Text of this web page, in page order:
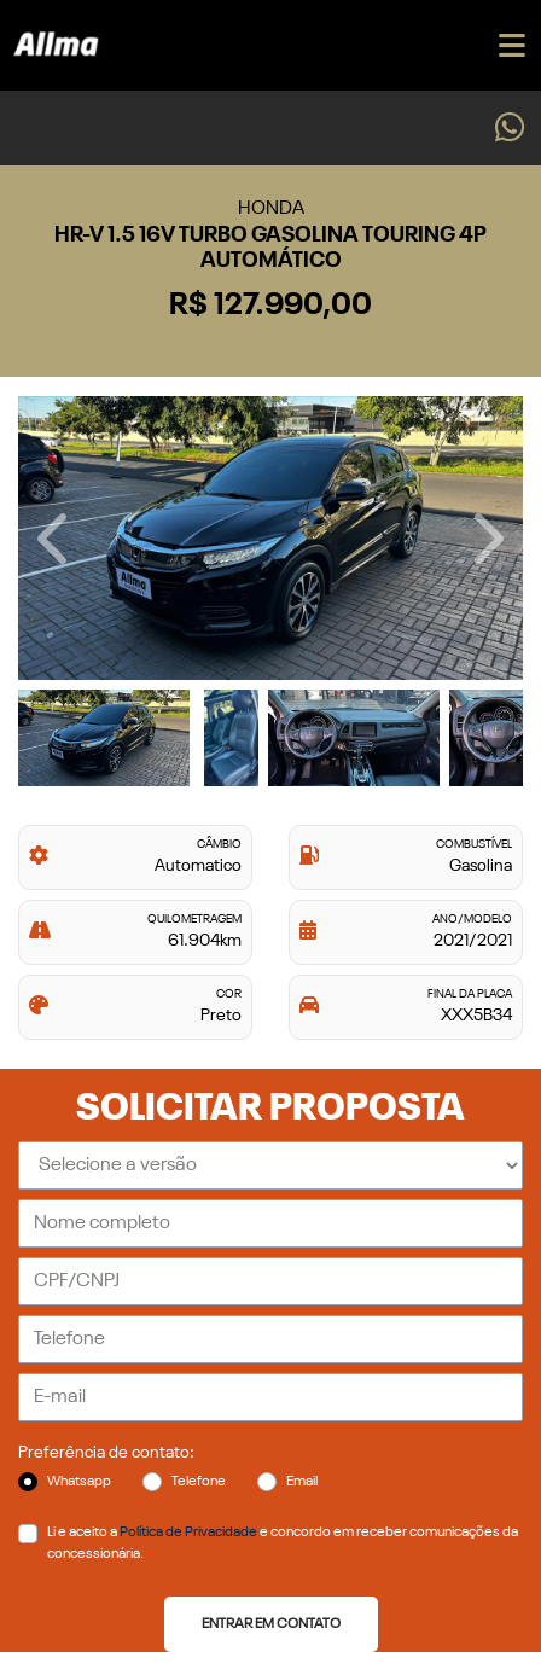
HONDA
HR-V 1.5 16V TURBO GASOLINA TOURING 4P
AUTOMÁTICO
R$ 127.990,00
Previous Next
CÂMBIO
Automatico
COMBUSTÍVEL
Gasolina
QUILOMETRAGEM
61.904km
ANO/MODELO
2021/2021
COR
Preto
FINAL DA PLACA
XXX5B34
SOLICITAR PROPOSTA
Preferência de contato:
Whatsapp Telefone Email
Li e aceito a Política de Privacidadee concordo em receber comunicações da
concessionária.
ENTRAR EM CONTATO